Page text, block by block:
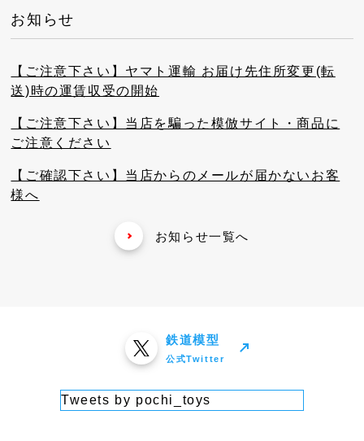
お知らせ
【ご注意下さい】ヤマト運輸 お届け先住所変更(転
送)時の運賃収受の開始
【ご注意下さい】当店を騙った模倣サイト・商品に
ご注意ください
【ご確認下さい】当店からのメールが届かないお客
様へ
お知らせ一覧へ
鉄道模型
公式Twitter
Tweets by pochi_toys